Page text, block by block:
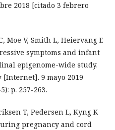
2018 [citado 3 febrero
Moe V, Smith L, Heiervang E
symptoms and infant
epigenome-wide study.
9 mayo 2019
p. 257-263.
T, Pedersen L, Kyng K
pregnancy and cord